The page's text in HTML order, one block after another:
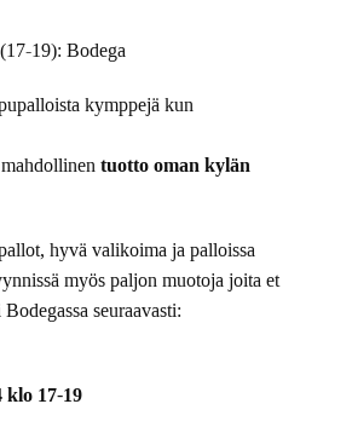
19): Bodega
kymppejä kun
tuotto oman kylän
hyvä valikoima ja palloissa
myös paljon muotoja joita et
seuraavasti:
klo 17-19